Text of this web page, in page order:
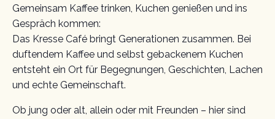
Gemeinsam Kaffee trinken, Kuchen genießen und ins
Gespräch kommen:
Das Kresse Café bringt Generationen zusammen. Bei
duftendem Kaffee und selbst gebackenem Kuchen
entsteht ein Ort für Begegnungen, Geschichten, Lachen
und echte Gemeinschaft.
Ob jung oder alt, allein oder mit Freunden – hier sind